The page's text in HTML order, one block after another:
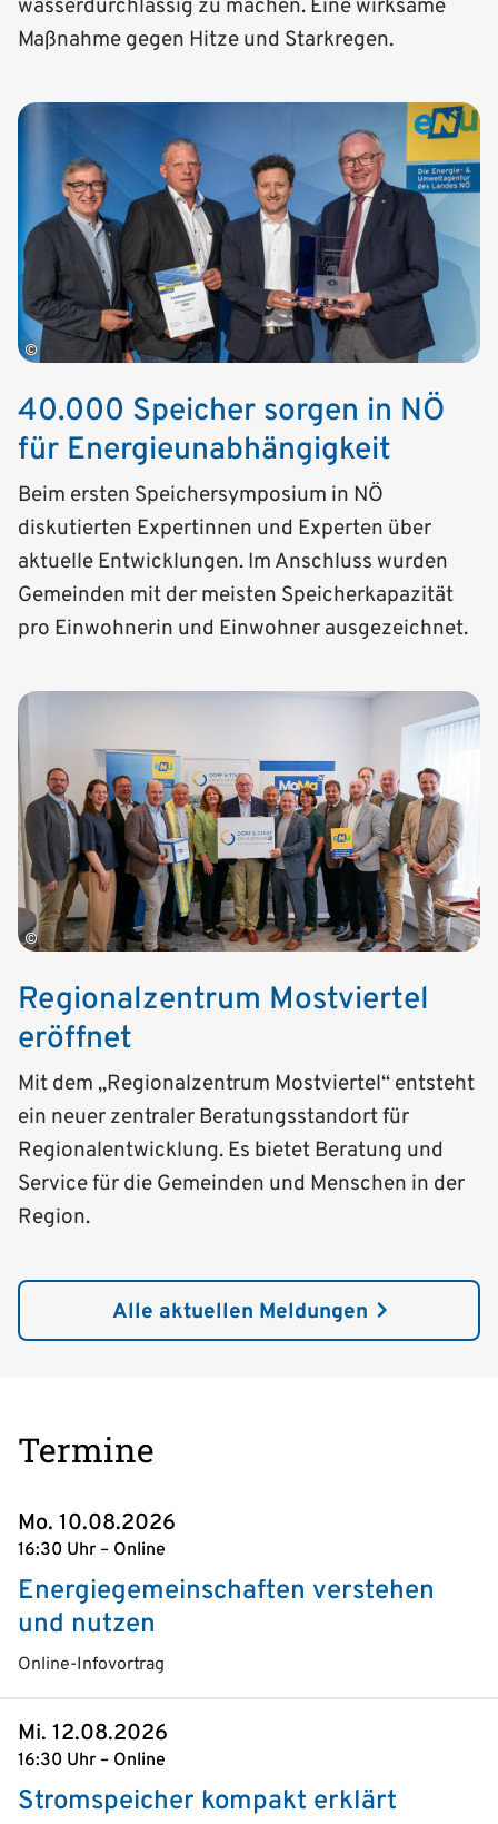
wasserdurchlässig zu machen. Eine wirksame
Maßnahme gegen Hitze und Starkregen.
©
40.000 Speicher sorgen in NÖ
für Energie­unab­hängigkeit
Beim ersten Speichersymposium in NÖ
diskutierten Expertinnen und Experten über
aktuelle Entwicklungen. Im Anschluss wurden
Gemeinden mit der meisten Speicherkapazität
pro Einwohnerin und Einwohner ausgezeichnet.
©
Regionalzentrum Mostviertel
eröffnet
Mit dem „Regionalzentrum Mostviertel“ entsteht
ein neuer zentraler Beratungsstandort für
Regionalentwicklung. Es bietet Beratung und
Service für die Gemeinden und Menschen in der
Region.
Alle aktuellen Meldungen
Termine
Mo. 10.08.2026
16:30 Uhr – Online
Energiegemeinschaften verstehen
und nutzen
Online-Infovortrag
Mi. 12.08.2026
16:30 Uhr – Online
Stromspeicher kompakt erklärt